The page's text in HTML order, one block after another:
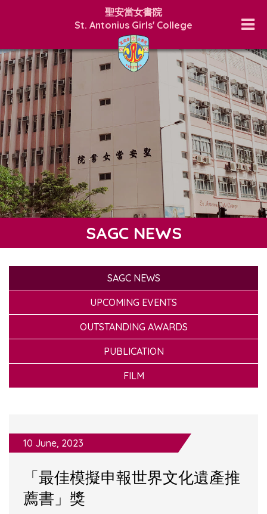
聖安當女書院
St. Antonius Girls' College
SAGC NEWS
SAGC NEWS
UPCOMING EVENTS
OUTSTANDING AWARDS
PUBLICATION
FILM
10 June, 2023
「最佳模擬申報世界文化遺產推
薦書」獎